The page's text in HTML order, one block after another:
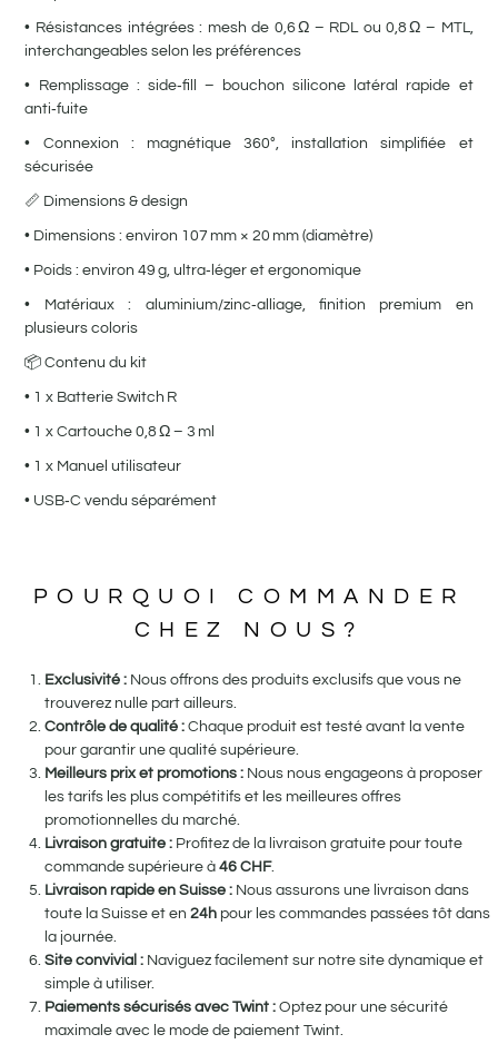
• Résistances intégrées : mesh de 0,6 Ω – RDL ou 0,8 Ω – MTL,
interchangeables selon les préférences
• Remplissage : side‑fill – bouchon silicone latéral rapide et
anti‑fuite
• Connexion : magnétique 360°, installation simplifiée et
sécurisée
📏 Dimensions & design
• Dimensions : environ 107 mm × 20 mm (diamètre)
• Poids : environ 49 g, ultra‑léger et ergonomique
• Matériaux : aluminium/zinc‑alliage, finition premium en
plusieurs coloris
📦 Contenu du kit
• 1 x Batterie Switch R
• 1 x Cartouche 0,8 Ω – 3 ml
• 1 x Manuel utilisateur
• USB‑C vendu séparément
POURQUOI COMMANDER
CHEZ NOUS?
Exclusivité : Nous offrons des produits exclusifs que vous ne
trouverez nulle part ailleurs.
Contrôle de qualité : Chaque produit est testé avant la vente
pour garantir une qualité supérieure.
Meilleurs prix et promotions : Nous nous engageons à proposer
les tarifs les plus compétitifs et les meilleures offres
promotionnelles du marché.
Livraison gratuite : Profitez de la livraison gratuite pour toute
commande supérieure à 46 CHF.
Livraison rapide en Suisse : Nous assurons une livraison dans
toute la Suisse et en 24h pour les commandes passées tôt dans
la journée.
Site convivial : Naviguez facilement sur notre site dynamique et
simple à utiliser.
Paiements sécurisés avec Twint : Optez pour une sécurité
maximale avec le mode de paiement Twint.